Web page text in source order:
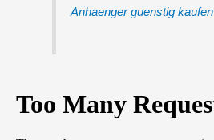
Anhaenger guenstig kaufen